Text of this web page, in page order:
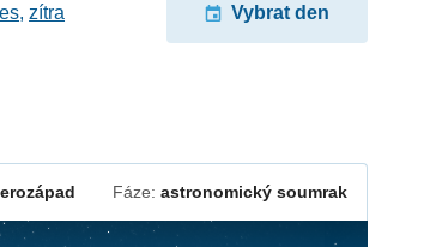
,zítra Vybrat den
Fáze: astronomický soumrak